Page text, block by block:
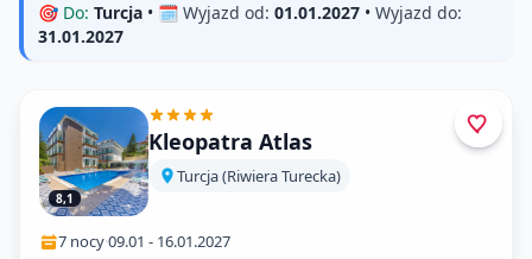
🎯 Do: Turcja • 🗓️ Wyjazd od: 01.01.2027 • Wyjazd do:
31.01.2027
8,1
Kleopatra Atlas
Turcja (Riwiera Turecka)
7 nocy·09.01 - 16.01.2027